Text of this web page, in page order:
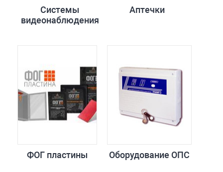
Системы
видеонаблюдения
Аптечки
ФОГ пластины Оборудование ОПС